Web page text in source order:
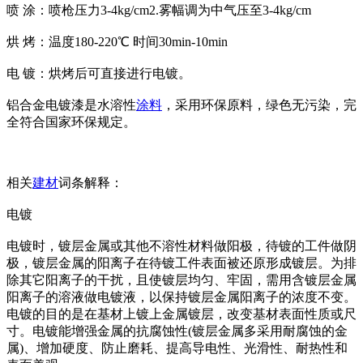
喷 涂：喷枪压力3-4kg/cm2.雾幅调为中气压至3-4kg/cm
烘 烤：温度180-220℃ 时间30min-10min
电 镀：烘烤后可直接进行电镀。
铝合金电镀漆是水溶性涂料 ，采用环保原料，绿色无污染，完
全符合国家环保规定。
相关建材词条解释：
电镀
电镀时，镀层金属或其他不溶性材料做阳极，待镀的工件做阴
极，镀层金属的阳离子在待镀工件表面被还原形成镀层。为排
除其它阳离子的干扰，且使镀层均匀、牢固，需用含镀层金属
阳离子的溶液做电镀液，以保持镀层金属阳离子的浓度不变。
电镀的目的是在基材上镀上金属镀层，改变基材表面性质或尺
寸。电镀能增强金属的抗腐蚀性(镀层金属多采用耐腐蚀的金
属)、增加硬度、防止磨耗、提高导电性、光滑性、耐热性和